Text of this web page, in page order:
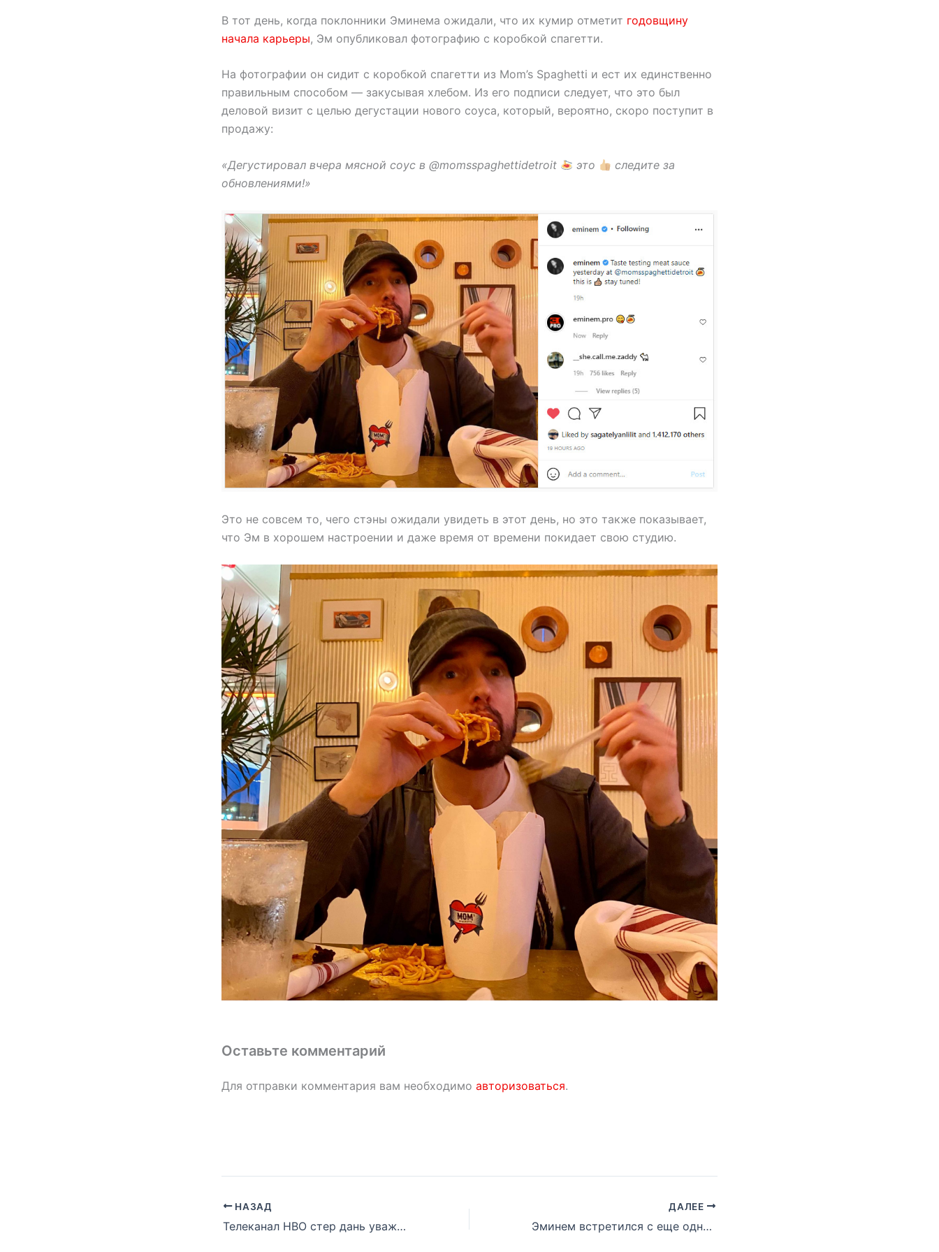
В тот день, когда поклонники Эминема ожидали, что их кумир отметит годовщину
начала карьеры, Эм опубликовал фотографию с коробкой спагетти.
На фотографии он сидит с коробкой спагетти из Mom’s Spaghetti и ест их единственно
правильным способом — закусывая хлебом. Из его подписи следует, что это был
деловой визит с целью дегустации нового соуса, который, вероятно, скоро поступит в
продажу:
«Дегустировал вчера мясной соус в @momsspaghettidetroit это
следите за
обновлениями!»
Это не совсем то, чего стэны ожидали увидеть в этот день, но это также показывает,
что Эм в хорошем настроении и даже время от времени покидает свою студию.
Оставьте комментарий
Для отправки комментария вам необходимо авторизоваться.
НАЗАД
Телеканал HBO стер дань уважения Эминема LL Cool J из записи выступления
ДАЛЕЕ
Эминем встретился с еще одним фанатом по программе фонда Make-a-Wish